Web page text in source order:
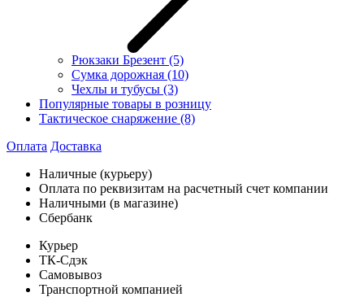
Рюкзаки Брезент (5)
Сумка дорожная (10)
Чехлы и тубусы (3)
Популярные товары в розницу
Тактическое снаряжение (8)
Оплата Доставка
Наличные (курьеру)
Оплата по реквизитам на расчетный счет компании
Наличными (в магазине)
Сбербанк
Курьер
ТК-Сдэк
Самовывоз
Транспортной компанией